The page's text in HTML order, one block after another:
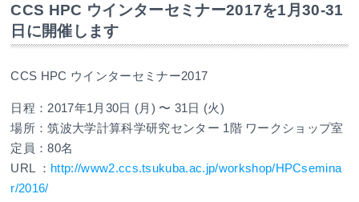
CCS HPC ウインターセミナー2017を1月30-31
日に開催します
CCS HPC ウインターセミナー2017
日程：2017年1月30日 (月) 〜 31日 (火)
場所：筑波大学計算科学研究センター 1階 ワークショップ室
定員：80名
URL ： http://www2.ccs.tsukuba.ac.jp/workshop/HPCsemina
r/2016/